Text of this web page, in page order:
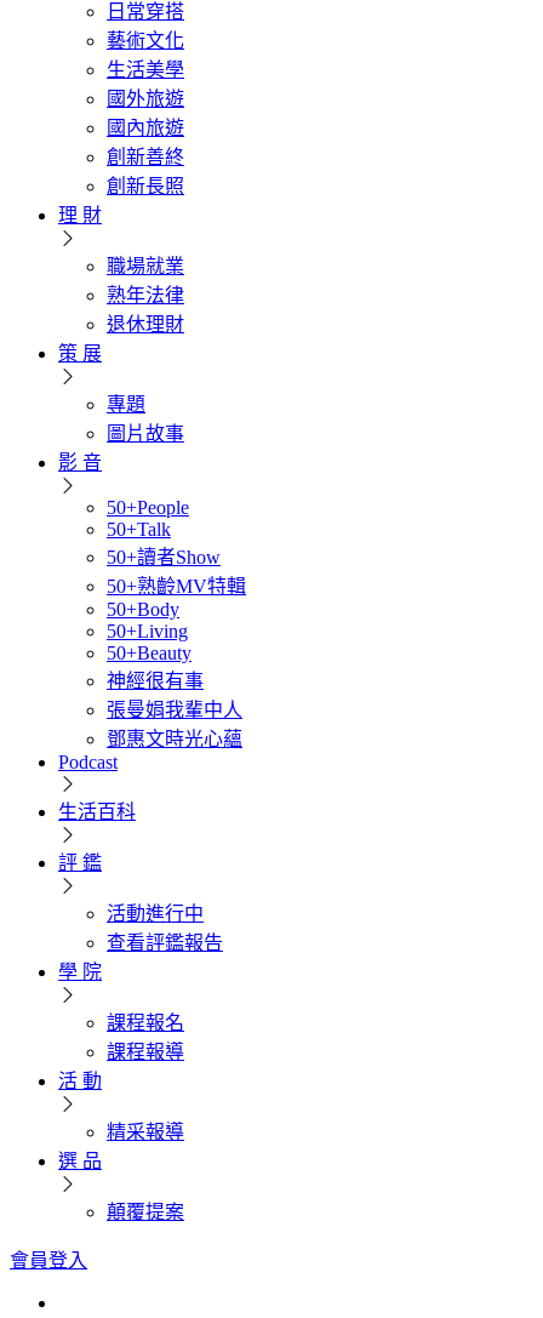
日常穿搭
藝術文化
生活美學
國外旅遊
國內旅遊
創新善終
創新長照
理 財
職場就業
熟年法律
退休理財
策 展
專題
圖片故事
影 音
50+People
50+Talk
50+讀者Show
50+熟齡MV特輯
50+Body
50+Living
50+Beauty
神經很有事
張曼娟我輩中人
鄧惠文時光心蘊
Podcast
生活百科
評 鑑
活動進行中
查看評鑑報告
學 院
課程報名
課程報導
活 動
精采報導
選 品
顛覆提案
會員登入